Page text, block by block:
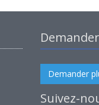
Demander
Suivez-